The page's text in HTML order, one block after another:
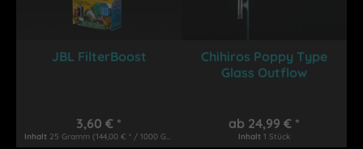
JBL FilterBoost
3,60 € *
Inhalt 25 Gramm(144,00 € * / 1000 Gramm)
Chihiros Poppy Type
Glass Outflow
ab 24,99 € *
Inhalt1 Stück